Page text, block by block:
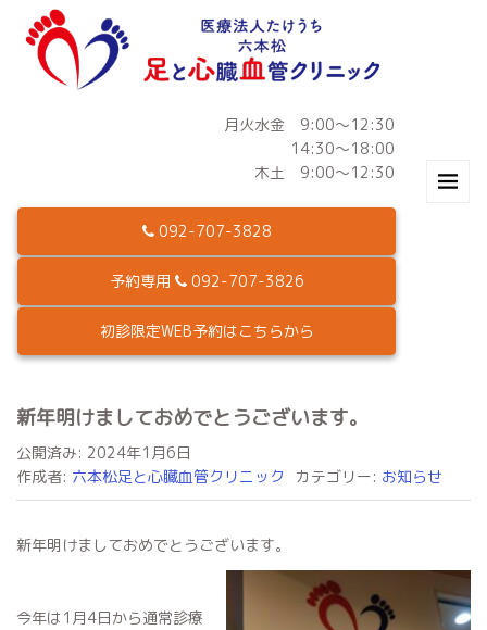
月火水金 9:00～12:30
14:30～18:00
木土 9:00～12:30
092-707-3828
予約専用 092-707-3826
初診限定WEB予約はこちらから
新年明けましておめでとうございます。
公開済み: 2024年1月6日
作成者: 六本松足と心臓血管クリニック カテゴリー: お知らせ
新年明けましておめでとうございます。
今年は1月4日から通常診療